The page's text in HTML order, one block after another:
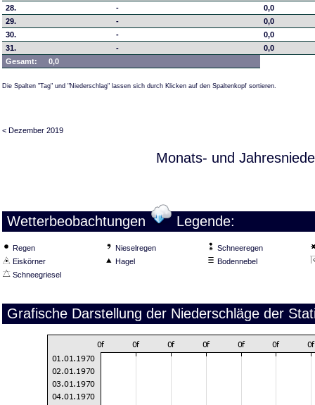
28.
-
0,0
29.
-
0,0
30.
-
0,0
31.
-
0,0
Gesamt:
0,0
Die Spalten "Tag" und "Niederschlag" lassen sich durch Klicken auf den Spaltenkopf sortieren.
< Dezember 2019
Monats- und
Wetterbeobachtungen Legende:
Regen Nieselregen
Schneeregen
Eiskörner
Hagel
Bodennebel
Schneegriesel
Grafische Darstellung der Niederschläge der